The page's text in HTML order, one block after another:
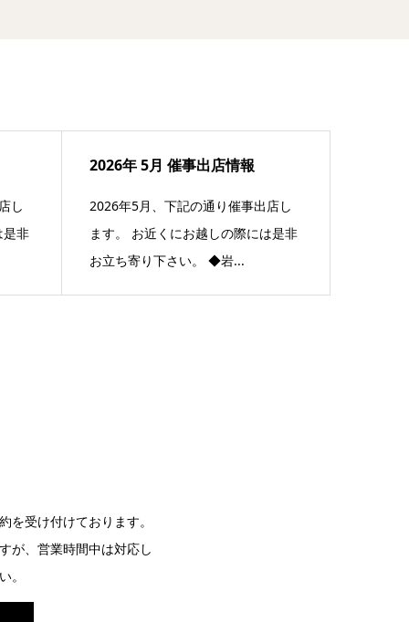
し
是非
2026年 5月 催事出店情報
2026年5月、下記の通り催事出店し
ます。 お近くにお越しの際には是非
お立ち寄り下さい。 ◆岩...
を受け付けております。
が、営業時間中は対応し
。